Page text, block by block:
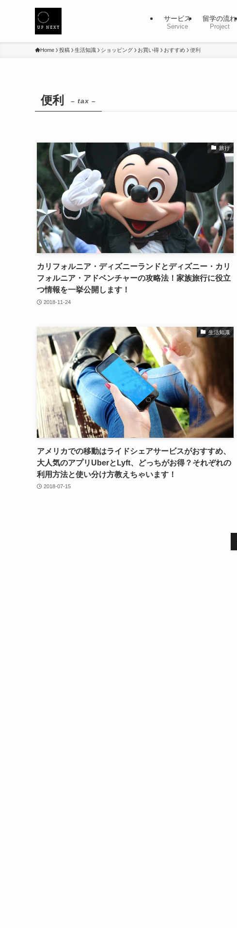
サービス
Service
留学の流れ
Project
Home 投稿 生活知識 ショッピング お買い得 おすすめ 便利
便利 – tax –
旅行
カリフォルニア・ディズニーランドとディズニー・カリ
フォルニア・アドベンチャーの攻略法！家族旅行に役立
つ情報を一挙公開します！
2018-11-24
生活知識
アメリカでの移動はライドシェアサービスがおすすめ、
大人気のアプリUberとLyft、どっちがお得？それぞれの
利用方法と使い分け方教えちゃいます！
2018-07-15